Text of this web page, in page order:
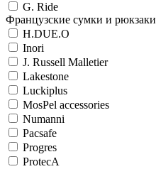
G. Ride
Французские сумки и рюкзаки
H.DUE.O
Inori
J. Russell Malletier
Lakestone
Luckiplus
MosPel accessories
Numanni
Pacsafe
Progres
ProtecA